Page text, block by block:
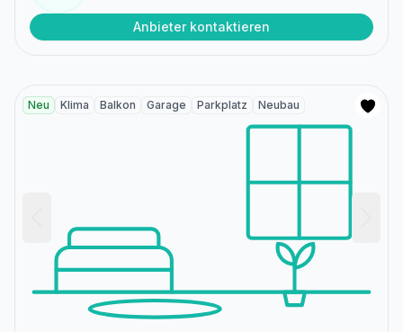
Anbieter kontaktieren
Neu Klima Balkon Garage Parkplatz Neubau